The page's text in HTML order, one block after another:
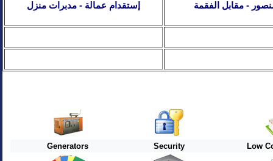
إستقدام عمالة - مدبرات منزل - مقابل الفقمة
Generators Security Low